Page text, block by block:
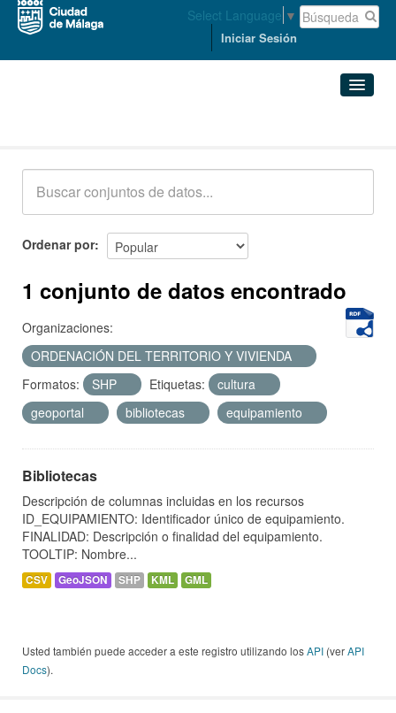
Select Language ▼
Iniciar Sesión
Acerca de
Ordenar por
1 conjunto de datos encontrado
Organizaciones:
ORDENACIÓN DEL TERRITORIO Y VIVIENDA
Formatos:
SHP Etiquetas:
cultura
geoportal
bibliotecas equipamiento
Bibliotecas
Descripción de columnas incluidas en los recursos
ID_EQUIPAMIENTO: Identificador único de equipamiento.
FINALIDAD: Descripción o finalidad del equipamiento.
TOOLTIP: Nombre...
CSV GeoJSON SHP KML GML
Usted también puede acceder a este registro utilizando losAPI (verAPI
Docs).